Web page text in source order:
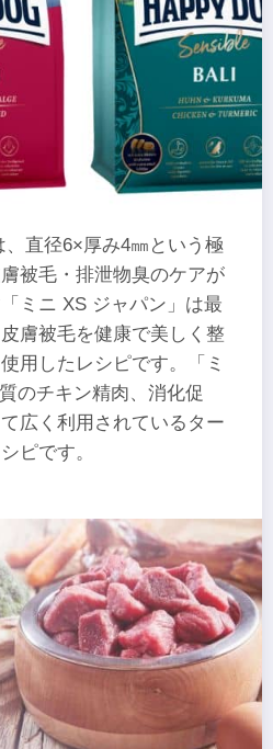
直径6×厚み4㎜という極
被毛・排泄物臭のケアが
ミニ XS ジャパン」は最
膚被毛を健康で美しく整
用したレシピです。「ミ
のチキン精肉、消化促
広く利用されているター
ピです。